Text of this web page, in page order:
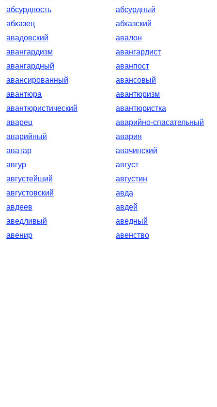
абсурдность
абсурдный
абхазец
абхазский
авадовский
авалон
авангардизм
авангардист
авангардный
аванпост
авансированный
авансовый
авантюра
авантюризм
авантюристический
авантюристка
аварец
аварийно-спасательный
аварийный
авария
аватар
авачинский
авгур
август
августейший
августин
августовский
авда
авдеев
авдей
аведливый
аведный
авенир
авенство